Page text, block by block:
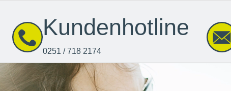
Kundenhotline
0251 / 718 2174